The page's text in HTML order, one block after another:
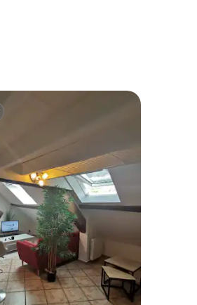
recenzija: 4